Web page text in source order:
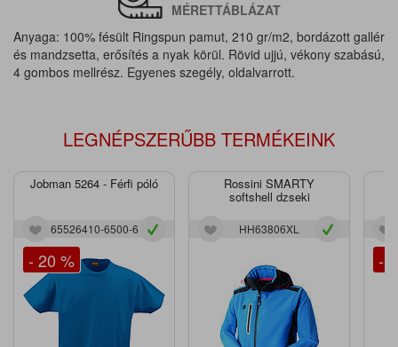
MÉRETTÁBLÁZAT
Anyaga: 100% fésült Ringspun pamut, 210 gr/m2, bordázott gallér
és mandzsetta, erősítés a nyak körül. Rövid ujjú, vékony szabású,
4 gombos mellrész. Egyenes szegély, oldalvarrott.
LEGNÉPSZERŰBB TERMÉKEINK
Jobman 5264 - Férfi póló
65526410-6500-6
- 20 %
Rossini SMARTY
softshell dzseki
HH63806XL
-